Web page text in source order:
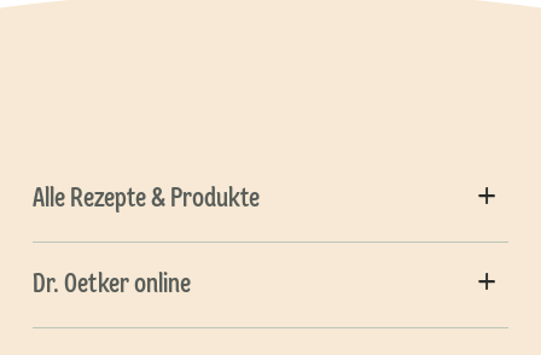
Alle Rezepte & Produkte
Dr. Oetker online